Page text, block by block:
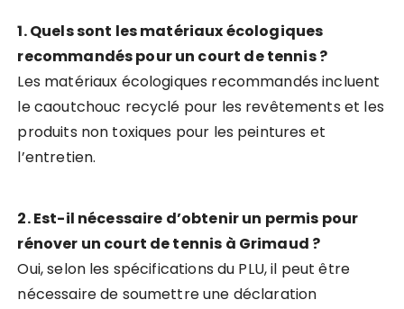
1. Quels sont les matériaux écologiques
recommandés pour un court de tennis ?
Les matériaux écologiques recommandés incluent
le caoutchouc recyclé pour les revêtements et les
produits non toxiques pour les peintures et
l’entretien.
2. Est-il nécessaire d’obtenir un permis pour
rénover un court de tennis à Grimaud ?
Oui, selon les spécifications du PLU, il peut être
nécessaire de soumettre une déclaration